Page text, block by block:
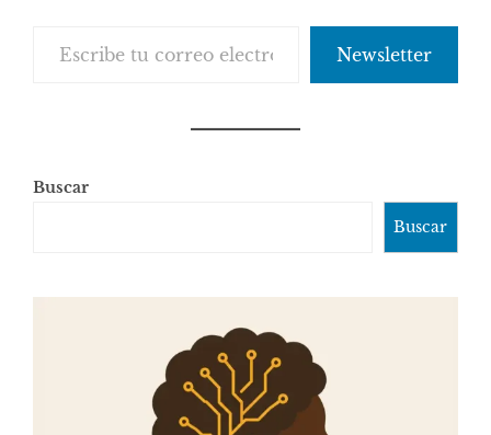
Newsletter
Buscar
Buscar